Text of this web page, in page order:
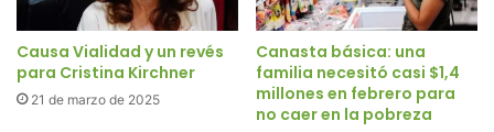
Causa Vialidad y un revés
para Cristina Kirchner
21 de marzo de 2025
Canasta básica: una
familia necesitó casi $1,4
millones en febrero para
no caer en la pobreza